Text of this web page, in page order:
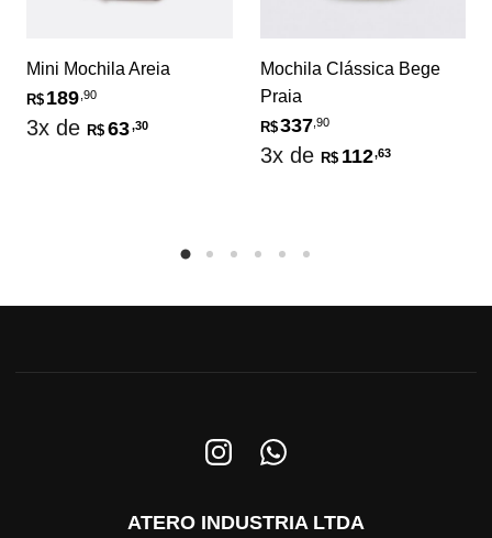
Mini Mochila Areia
R$ 189 ,90
3x de R$ 63,30
Mochila Clássica Bege
Praia
R$337 ,90
3x de R$ 112,63
ATERO INDUSTRIA LTDA